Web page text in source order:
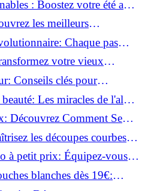
: Boostez votre été avec
les meilleurs
Chaque pas
votre vieux
un clin d'œil!
Conseils clés pour
éclairage!
Les miracles de l'aloe
Découvrez Comment Se
de 35€!
les découpes courbes
à petit prix: Équipez-vous
blanches dès 19€:
offres!